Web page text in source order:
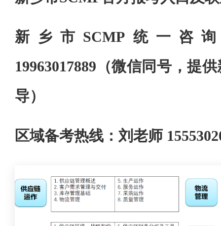
新乡市SCMP统一咨
19963017889（微信同号，提
导）
区域备考热线：刘老师